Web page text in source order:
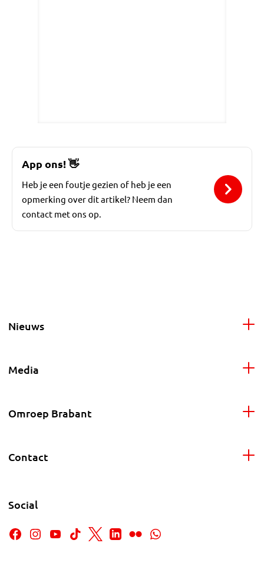
App ons!👋
Heb je een foutje gezien of heb je een
opmerking over dit artikel? Neem dan
contact met ons op.
Nieuws
Media
Omroep Brabant
Contact
Social